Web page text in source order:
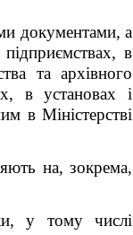
документами, а
в
та архівного
в установах і
в Міністерстві
на, зокрема,
у тому числі